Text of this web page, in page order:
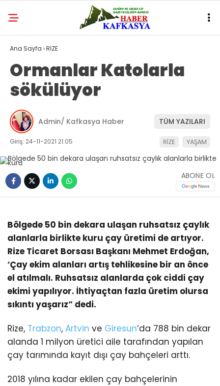
Ana Sayfa ›RİZE
Ormanlar Katolarla
sökülüyor
Admin/ Kafkasya Haber TÜM YAZILARI
Giriş: 24-11-2021 21:05 RİZE YAŞAM
ABONE OL
Bölgede 50 bin dekara ulaşan ruhsatsız çaylık
alanlarla birlikte kuru çay üretimi de artıyor.
Rize Ticaret Borsası Başkanı Mehmet Erdoğan,
‘Çay ekim alanları artış tehlikesine bir an önce
el atılmalı. Ruhsatsız alanlarda çok ciddi çay
ekimi yapılıyor. İhtiyaçtan fazla üretim olursa
sıkıntı yaşarız” dedi.
Rize, Trabzon, Artvin ve Giresun‘da 788 bin dekar
alanda 1 milyon üretici aile tarafından yapılan
çay tarımında kayıt dışı çay bahçeleri arttı.
2018 yılına kadar ekilen çay bahçelerinin